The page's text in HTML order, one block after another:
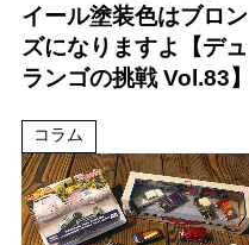
イール塗装色はブロン
ズになりますよ【デュ
ランゴの挑戦 Vol.83】
コラム